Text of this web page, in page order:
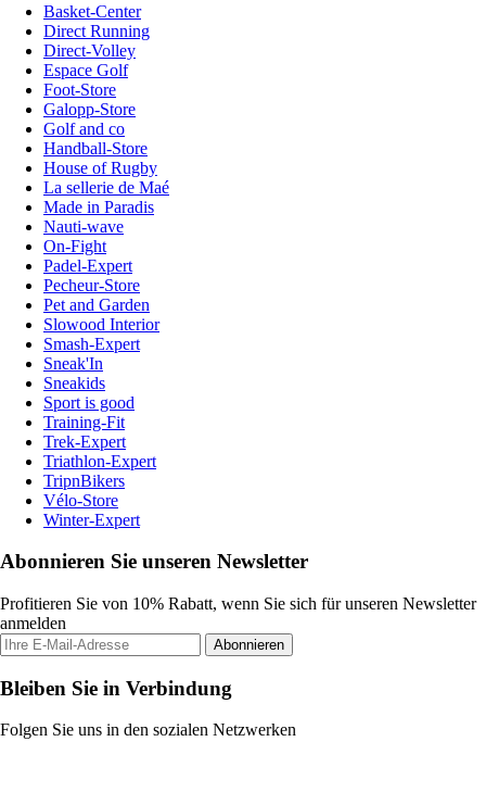
Basket-Center
Direct Running
Direct-Volley
Espace Golf
Foot-Store
Galopp-Store
Golf and co
Handball-Store
House of Rugby
La sellerie de Maé
Made in Paradis
Nauti-wave
On-Fight
Padel-Expert
Pecheur-Store
Pet and Garden
Slowood Interior
Smash-Expert
Sneak'In
Sneakids
Sport is good
Training-Fit
Trek-Expert
Triathlon-Expert
TripnBikers
Vélo-Store
Winter-Expert
Abonnieren Sie unseren Newsletter
Profitieren Sie von 10% Rabatt, wenn Sie sich für unseren Newsletter
anmelden
Abonnieren
Bleiben Sie in Verbindung
Folgen Sie uns in den sozialen Netzwerken